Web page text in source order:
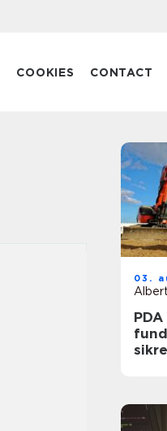
COOKIES CONTACT
03.